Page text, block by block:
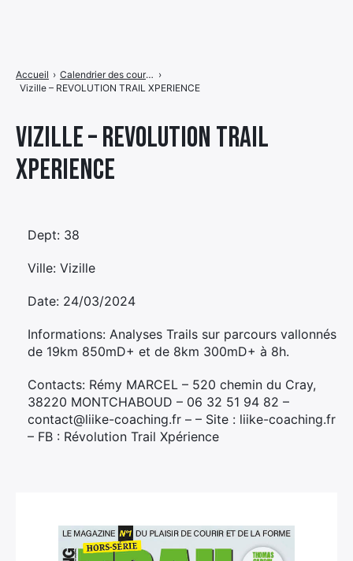
Vizille – REVOLUTION TRAIL
XPERIENCE
Accueil › Calendrier des courses ›
Vizille – REVOLUTION TRAIL XPERIENCE
Dept: 38
Ville: Vizille
Date: 24/03/2024
Informations: Analyses Trails sur parcours vallonnés
de 19km 850mD+ et de 8km 300mD+ à 8h.
Contacts: Rémy MARCEL – 520 chemin du Cray,
38220 MONTCHABOUD – 06 32 51 94 82 –
contact@liike-coaching.fr – – Site : liike-coaching.fr
– FB : Révolution Trail Xpérience
de
menu
Élément
de
Élément
de